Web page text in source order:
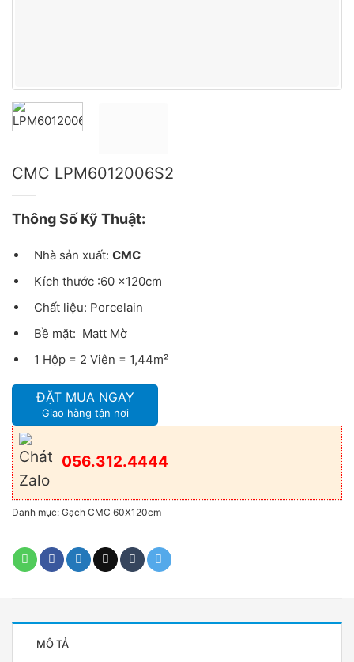
CMC LPM6012006S2
Thông Số Kỹ Thuật:
Nhà sản xuất: CMC
Kích thước :60 x120cm
Chất liệu: Porcelain
Bề mặt: Matt Mờ
1 Hộp = 2 Viên = 1,44m²
ĐẶT MUA NGAY
Giao hàng tận nơi
056.312.4444
Danh mục: Gạch CMC 60X120cm
MÔ TẢ